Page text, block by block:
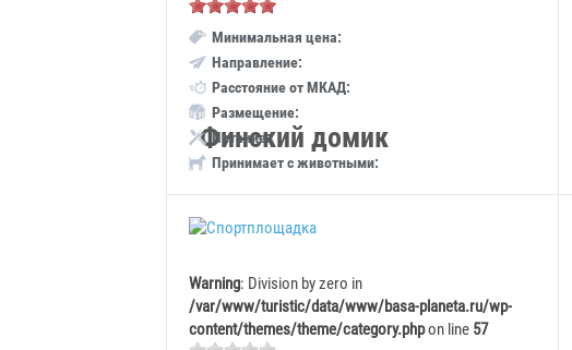
Финский домик
Минимальная цена:
Направление:
Расстояние от МКАД:
Размещение:
Питание:
Принимает с животными:
Warning: Division by zero in
/var/www/turistic/data/www/basa-planeta.ru/wp-
content/themes/theme/category.phpon line 57